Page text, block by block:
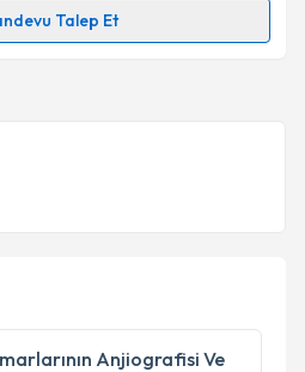
Talep Et
işlenmesine ilişkin
ve kişisel verilerimin belirtilen
kabul ediyorum.
Anjiografisi Ve